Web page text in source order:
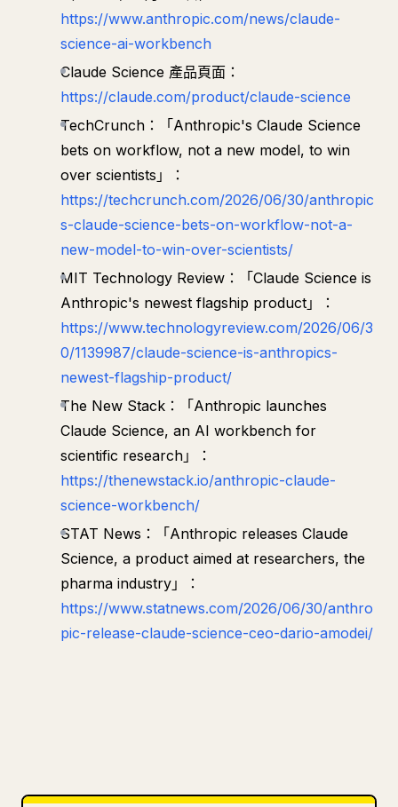
https://www.anthropic.com/news/claude-
science-ai-workbench
Claude Science 產品頁面：
https://claude.com/product/claude-science
TechCrunch：「Anthropic's Claude Science
bets on workflow, not a new model, to win
over scientists」：
https://techcrunch.com/2026/06/30/anthropic
s-claude-science-bets-on-workflow-not-a-
new-model-to-win-over-scientists/
MIT Technology Review：「Claude Science is
Anthropic's newest flagship product」：
https://www.technologyreview.com/2026/06/3
0/1139987/claude-science-is-anthropics-
newest-flagship-product/
The New Stack：「Anthropic launches
Claude Science, an AI workbench for
scientific research」：
https://thenewstack.io/anthropic-claude-
science-workbench/
STAT News：「Anthropic releases Claude
Science, a product aimed at researchers, the
pharma industry」：
https://www.statnews.com/2026/06/30/anthro
pic-release-claude-science-ceo-dario-amodei/